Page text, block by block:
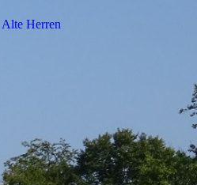
Alte Herren